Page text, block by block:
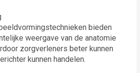
bieden
weergave van de anatomie
zorgverleners beter kunnen
kunnen handelen.